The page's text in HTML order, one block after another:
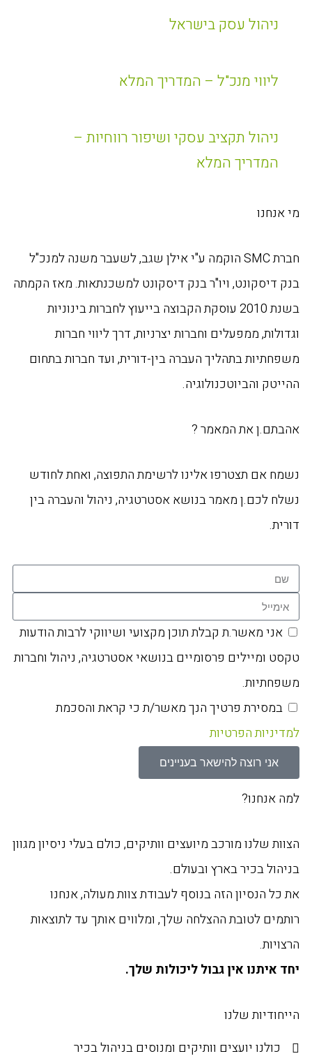
ניהול עסק בישראל
ליווי מנכ"ל – המדריך המלא
ניהול תקציב עסקי ושיפור רווחיות –
המדריך המלא
מי אנחנו
חברת SMC הוקמה ע"י אילן שגב, לשעבר משנה למנכ"ל
בנק דיסקונט, ויו"ר בנק דיסקונט למשכנתאות. מאז הקמתה
בשנת 2010 עוסקת הקבוצה בייעוץ לחברות בינוניות
וגדולות, ממפעלים וחברות יצרניות, דרך ליווי חברות
משפחתיות בתהליך העברה בין-דורית, ועד חברות בתחום
ההייטק והביוטכנולוגיה.
אהבתם.ן את המאמר ?
נשמח אם תצטרפו אלינו לרשימת התפוצה, ואחת לחודש
נשלח לכם.ן מאמר בנושא אסטרטגיה, ניהול והעברה בין
דורית.
אני מאשר.ת קבלת תוכן מקצועי ושיווקי לרבות הודעות
טקסט ומיילים פרסומיים בנושאי אסטרטגיה, ניהול וחברות
משפחתיות.
במסירת פרטיך הנך מאשר/ת כי קראת והסכמת
למדיניות הפרטיות
אני רוצה להישאר בעניינים
למה אנחנו?
הצוות שלנו מורכב מיועצים וותיקים, כולם בעלי ניסיון מגוון
בניהול בכיר בארץ ובעולם.
את כל הנסיון הזה בנוסף לעבודת צוות מעולה, אנחנו
רותמים לטובת ההצלחה שלך, ומלווים אותך עד לתוצאות
הרצויות.
יחד איתנו אין גבול ליכולות שלך.
הייחודיות שלנו
כולנו יועצים וותיקים ומנוסים בניהול בכיר